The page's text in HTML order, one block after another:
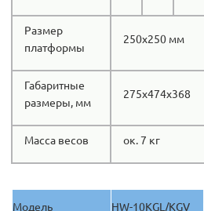
Размер
платформы
250x250 мм
Габаритные
размеры, мм
275х474х368
Масса весов ок. 7 кг
Модель HW-10KGL/KGV